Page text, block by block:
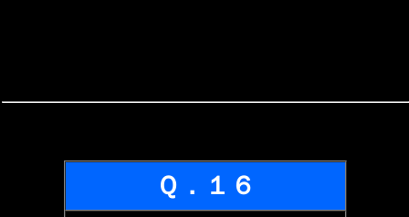
Ｑ．１６